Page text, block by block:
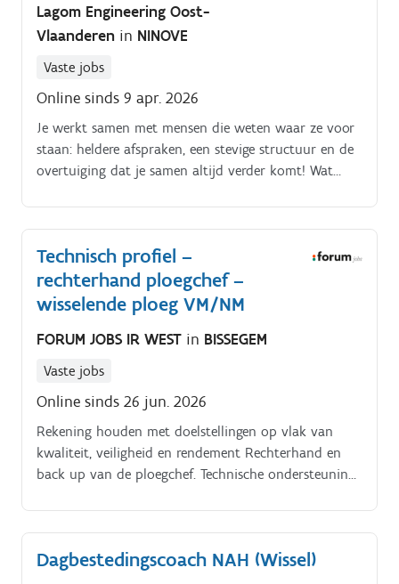
Lagom Engineering Oost-
Vlaanderen in NINOVE
Vaste jobs
Online sinds 9 apr. 2026
Je werkt samen met mensen die weten waar ze voor
staan: heldere afspraken, een stevige structuur en de
overtuiging dat je samen altijd verder komt! Wat
Technisch profiel –
rechterhand ploegchef –
wisselende ploeg VM/NM
FORUM JOBS IR WEST in BISSEGEM
Vaste jobs
Online sinds 26 jun. 2026
Rekening houden met doelstellingen op vlak van
kwaliteit, veiligheid en rendement Rechterhand en
back up van de ploegchef. Technische ondersteuning
Dagbestedingscoach NAH (Wissel)